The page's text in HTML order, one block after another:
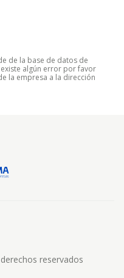
de la base de datos de
existe algún error por favor
la empresa a la dirección
reservados